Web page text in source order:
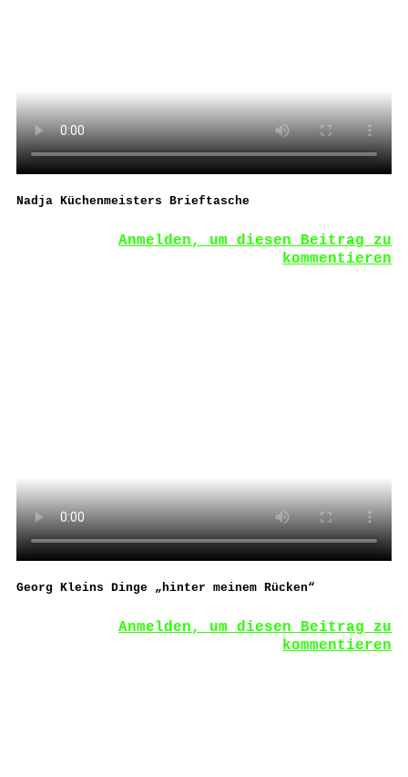
Nadja Küchenmeisters Brieftasche
Anmelden, um diesen Beitrag zu
kommentieren
Georg Kleins Dinge „hinter meinem Rücken“
Anmelden, um diesen Beitrag zu
kommentieren